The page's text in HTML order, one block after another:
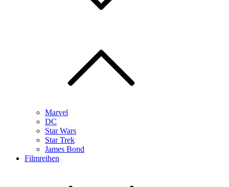
Marvel
DC
Star Wars
Star Trek
James Bond
Filmreihen